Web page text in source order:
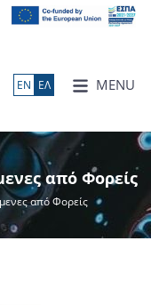
MENU
ΕN ΕΛ
από Φορείς
από Φορείς